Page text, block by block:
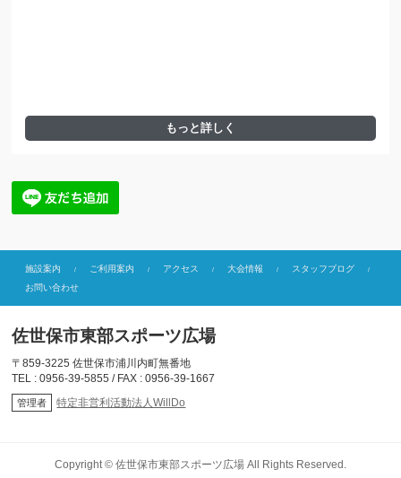
もっと詳しく
施設案内 ご利用案内 アクセス 大会情報
スタッフブログ
お問い合わせ
佐世保市東部スポーツ広場
〒859-3225 佐世保市浦川内町無番地
TEL : 0956-39-5855 / FAX : 0956-39-1667
管理者 特定非営利活動法人WillDo
Copyright © 佐世保市東部スポーツ広場All Rights Reserved.